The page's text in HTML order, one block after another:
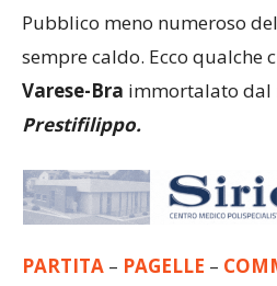
Pubblico meno numeroso
sempre caldo. Ecco qualche
Varese-Bra immortalato dal
Prestifilippo.
PARTITA – PAGELLE –